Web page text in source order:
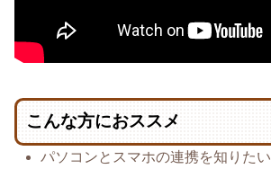
こんな方におススメ
パソコンとスマホの連携を知りたい